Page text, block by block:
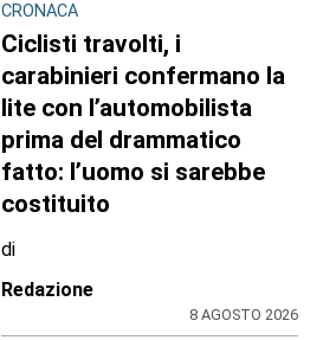
CRONACA
Ciclisti travolti, i
carabinieri confermano la
lite con l’automobilista
prima del drammatico
fatto: l’uomo si sarebbe
costituito
di
Redazione
8 AGOSTO 2026